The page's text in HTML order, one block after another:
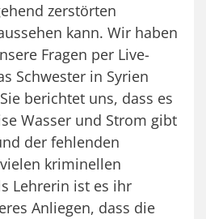
zerstörten
kann. Wir haben
Fragen per Live-
Schwester in Syrien
berichtet uns, dass es
Wasser und Strom gibt
der fehlenden
kriminellen
Lehrerin ist es ihr
Anliegen, dass die